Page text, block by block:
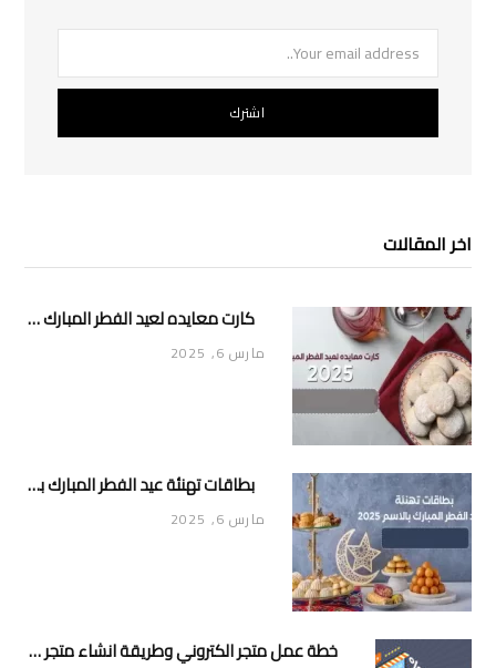
اخر المقالات
كارت معايده لعيد الفطر المبارك 2025
مارس 6, 2025
بطاقات تهنئة عيد الفطر المبارك بالاسم 2025
مارس 6, 2025
خطة عمل متجر الكتروني وطريقة انشاء متجر خاص ناجح ومميز